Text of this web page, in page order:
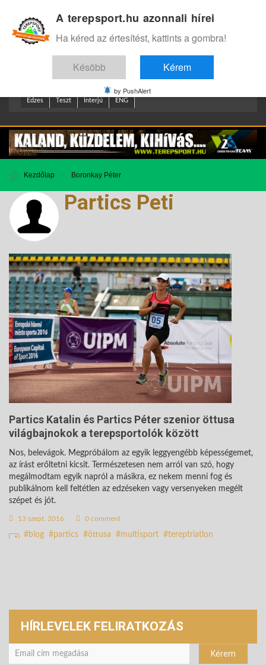
Edzes Teszt Interjú ENG
Kezdőlap Boronkay Péter
Partics Peti
Partics Katalin és Partics Péter szenior öttusa
világbajnokok a terepsportolók között
Nos, belevágok. Megpróbálom az egyik leggyengébb képességemet,
az írást erőltetni kicsit. Természetesen nem arról van szó, hogy
megálmodtam egyik napról a másikra, ez nekem menni fog és
publikálnom kell feltétlen az edzéseken vagy versenyeken megélt
szépet és jót.
13 szept. 2016 0 comment
blog partics öttusa multisport tereptriatlon
HÍRLEVELEK FELIRATKOZÁS
A terepsport.hu azonnali hírei
Ha kéred az értesítést, kattints a gombra!
Késöbb Kérem
by PushAlert